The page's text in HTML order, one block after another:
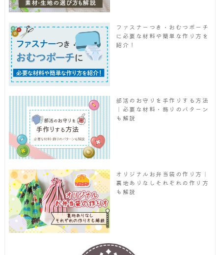
ファスナーつき・おむつポーチ
に必要な材料や簡単な作り方を
紹介！
部活のお守りを手作りする方法
｜必要な材料・飾りのパターン
も解説
オリジナルお弁当袋の作り方｜
裏地ありなしそれぞれの作り方
も解説